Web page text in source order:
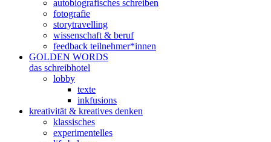
autobiografisches schreiben
fotografie
storytravelling
wissenschaft & beruf
feedback teilnehmer*innen
GOLDEN WORDS
das schreibhotel
lobby
texte
inkfusions
kreativität & kreatives denken
klassisches
experimentelles